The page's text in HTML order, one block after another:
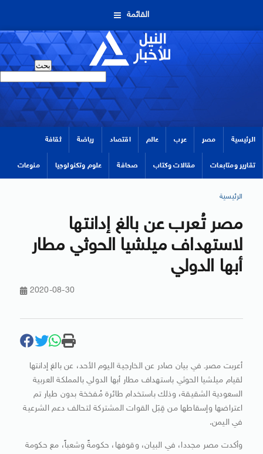
القائمة
الرئيسية مصر عرب عالم اقتصاد رياضة ثقافة
تقارير ومتابعات مقالات وكتاب صحافة علوم وتكنولوجيا منوعات
الرئيسية
مصر تُعرب عن بالغ إدانتها
لاستهداف ميلشيا الحوثي مطار
أبها الدولي
2020-08-30
أعربت مصرـ في بيان صادر عن الخارجية اليوم الأحد، عن بالغ إدانتها
لقيام ميلشيا الحوثي باستهداف مطار أبها الدولي بالمملكة العربية
السعودية الشقيقة، وذلك باستخدام طائرة مُفخخة بدون طيار تم
اعتراضها وإسقاطها من قِبَل القوات المشتركة لتحالف دعم الشرعية
في اليمن.
وأكدت مصر مجددا، في البيان، وقوفها، حكومةً وشعباً، مع حكومة